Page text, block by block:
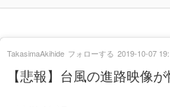
【悲報】台風の進路映像
TakasimaAkihide フォローする 2019-10-07